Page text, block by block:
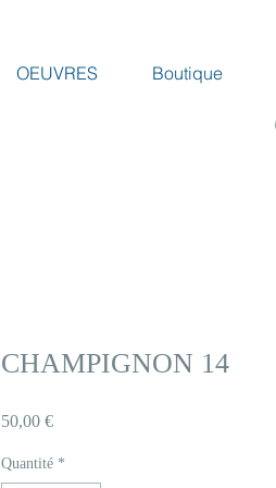
OEUVRES Boutique
CHAMPIGNON 14
50,00 €Prix
Quantité *